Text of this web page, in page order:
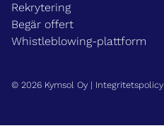
Rekrytering
Begär offert
Whistleblowing-plattform
© 2026 Kymsol Oy | Integritetspolicy